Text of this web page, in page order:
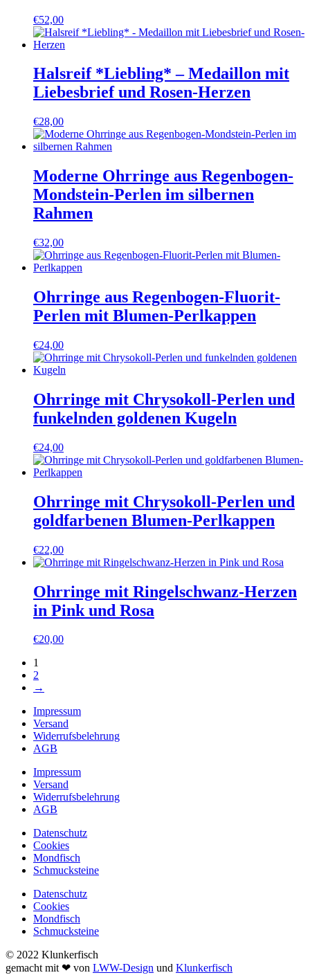
€52,00
Halsreif *Liebling* – Medaillon mit
Liebesbrief und Rosen-Herzen
€28,00
Moderne Ohrringe aus Regenbogen-
Mondstein-Perlen im silbernen
Rahmen
€32,00
Ohrringe aus Regenbogen-Fluorit-
Perlen mit Blumen-Perlkappen
€24,00
Ohrringe mit Chrysokoll-Perlen und
funkelnden goldenen Kugeln
€24,00
Ohrringe mit Chrysokoll-Perlen und
goldfarbenen Blumen-Perlkappen
€22,00
Ohrringe mit Ringelschwanz-Herzen
in Pink und Rosa
€20,00
1
2
→
Impressum
Versand
Widerrufsbelehrung
AGB
Impressum
Versand
Widerrufsbelehrung
AGB
Datenschutz
Cookies
Mondfisch
Schmucksteine
Datenschutz
Cookies
Mondfisch
Schmucksteine
© 2022 Klunkerfisch
gemacht mit ❤ von LWW-Design und Klunkerfisch